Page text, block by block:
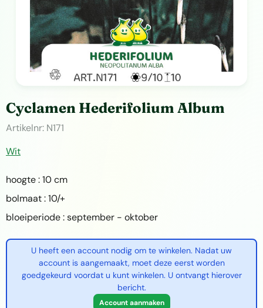
Cyclamen Hederifolium Album
Artikelnr: N171
Wit
hoogte : 10 cm
bolmaat : 10/+
bloeiperiode : september - oktober
U heeft een account nodig om te winkelen. Nadat uw
account is aangemaakt, moet deze eerst worden
goedgekeurd voordat u kunt winkelen. U ontvangt hierover
bericht.
Account aanmaken